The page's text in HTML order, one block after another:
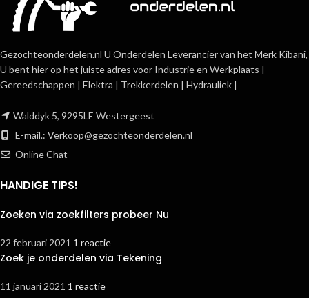
Gezochteonderdelen.nl U Onderdelen Leverancier van het Merk Kibani,
U bent hier op het juiste adres voor Industrie en Werkplaats |
Gereedschappen | Elektra | Trekkerdelen | Hydrauliek |
Walddyk 5, 9295LE Westergeest
E-mail.: Verkoop@gezochteonderdelen.nl
Online Chat
HANDIGE TIPS!
Zoeken via zoekfilters probeer Nu
22 februari 2021 1 reactie
Zoek je onderdelen via Tekening
11 januari 2021 1 reactie